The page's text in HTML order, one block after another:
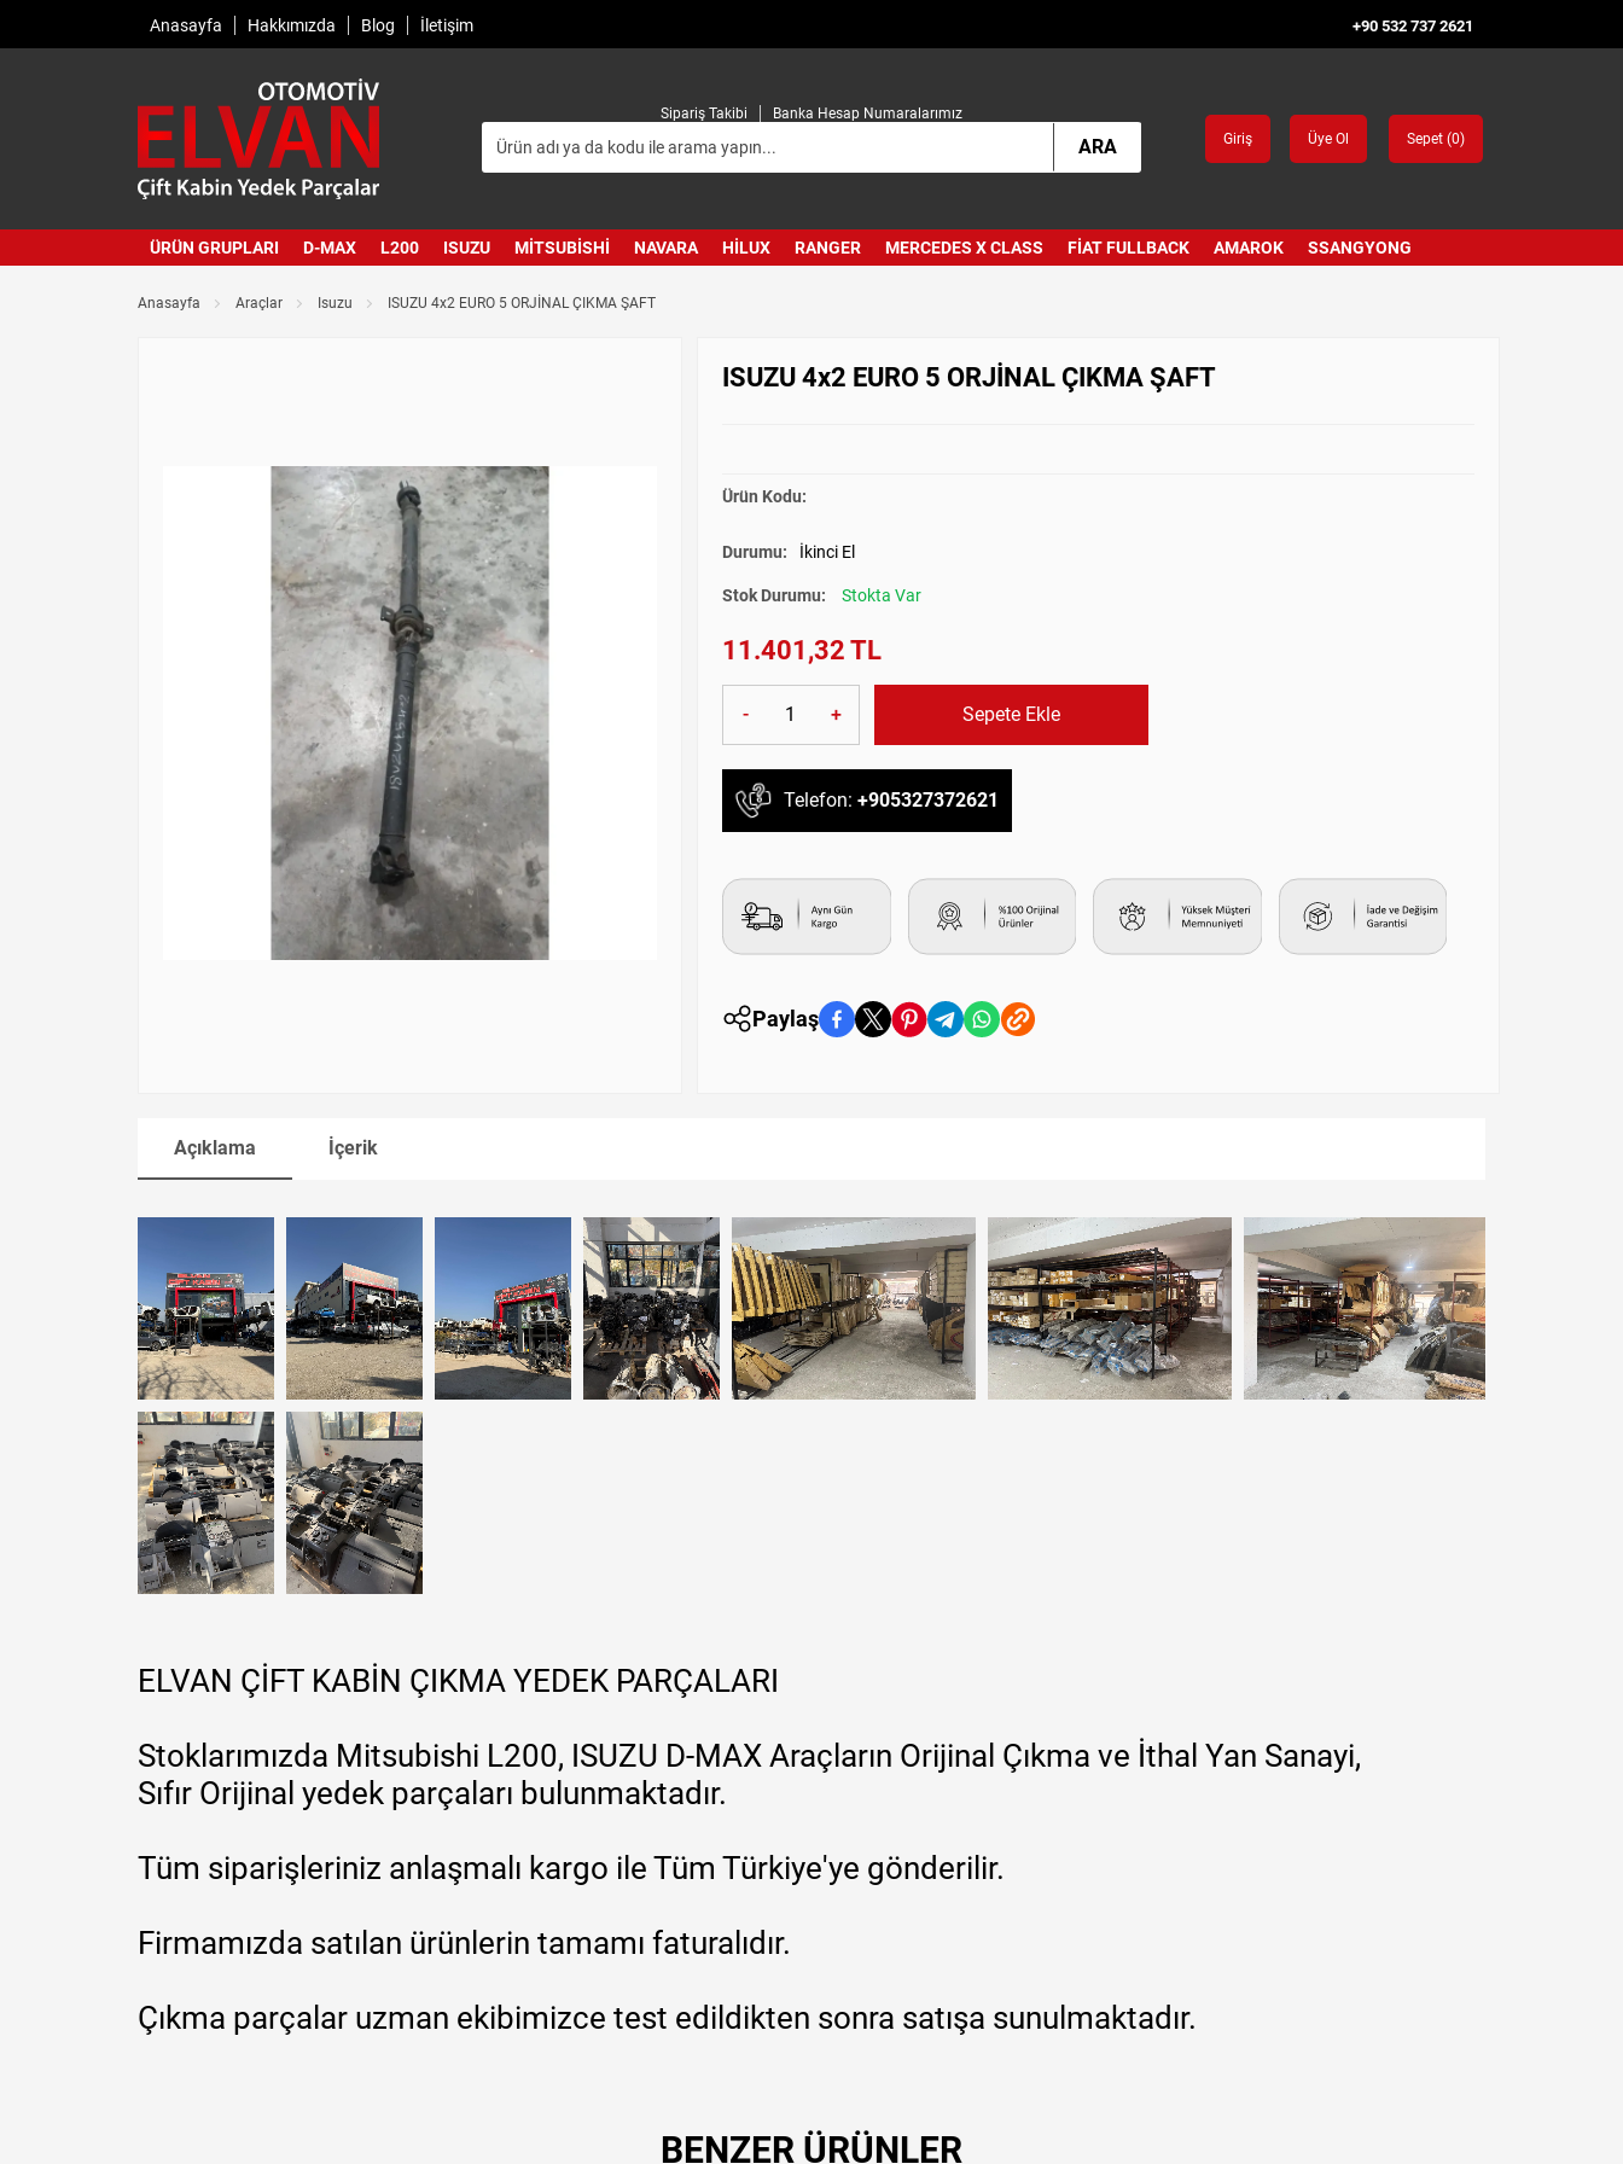
Anasayfa Hakkımızda Blog İletişim +90 532 737 2621
Sipariş Takibi Banka Hesap Numaralarımız
ARA Giriş Üye Ol Sepet (0)
ÜRÜN GRUPLARI D-MAX L200 ISUZU MITSUBISHI NAVARA HILUX RANGER MERCEDES X CLASS FIAT FULLBACK AMAROK SSANGYONG
Anasayfa Araçlar Isuzu ISUZU 4x2 EURO 5 ORJİNAL ÇIKMA ŞAFT
ISUZU 4x2 EURO 5 ORJİNAL ÇIKMA ŞAFT
Ürün Kodu:
Durumu: İkinci El
Stok Durumu: Stokta Var
11.401,32 TL
- + Sepete Ekle
Telefon: +905327372621
Paylaş
Açıklama İçerik
ELVAN ÇİFT KABİN ÇIKMA YEDEK PARÇALARI
Stoklarımızda Mitsubishi L200, ISUZU D-MAX Araçların Orijinal Çıkma ve İthal Yan Sanayi,
Sıfır Orijinal yedek parçaları bulunmaktadır.
Tüm siparişleriniz anlaşmalı kargo ile Tüm Türkiye'ye gönderilir.
Firmamızda satılan ürünlerin tamamı faturalıdır.
Çıkma parçalar uzman ekibimizce test edildikten sonra satışa sunulmaktadır.
BENZER ÜRÜNLER